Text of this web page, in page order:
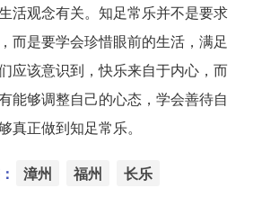
活观念有关。知足常乐并不是要求
而是要学会珍惜眼前的生活，满足
应该意识到，快乐来自于内心，而
能够调整自己的心态，学会善待自
真正做到知足常乐。
漳州 福州 长乐